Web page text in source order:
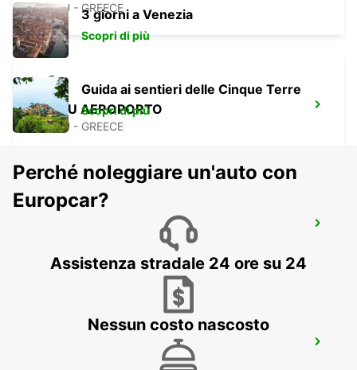
CORFU - GREECE
CORFU AEROPORTO
CORFU - GREECE
TIRANA AEROPORTO
3 giorni a Venezia
Scopri di più
Guida ai sentieri delle Cinque Terre
Scopri di più
Perché noleggiare un'auto con
Europcar?
Assistenza stradale 24 ore su 24
Nessun costo nascosto